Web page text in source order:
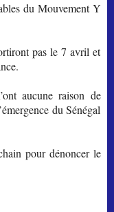
du Mouvement Y
pas le 7 avril et
aucune raison de
du Sénégal
pour dénoncer le